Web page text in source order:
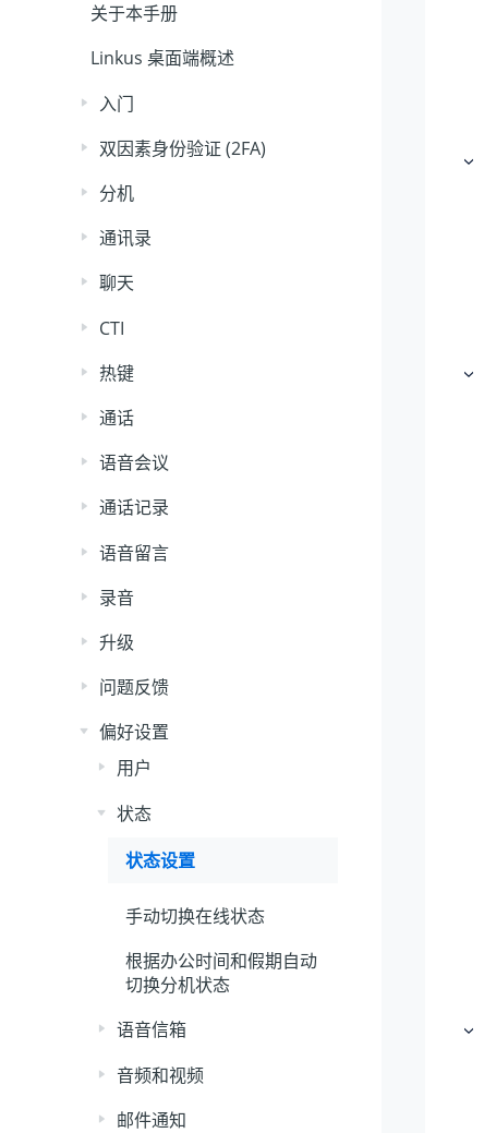
关于本手册
Linkus 桌面端概述
入门
双因素身份验证 (2FA)
分机
通讯录
聊天
CTI
热键
通话
语音会议
通话记录
语音留言
录音
升级
问题反馈
偏好设置
用户
状态
状态设置
手动切换在线状态
根据办公时间和假期自动
切换分机状态
语音信箱
音频和视频
邮件通知